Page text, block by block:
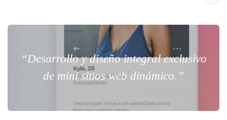
“Desarrollo y diseño integral exclusivo
de mini sitios web dinámico.”